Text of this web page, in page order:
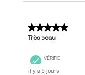
5 sur 5 étoiles.
Très beau
VÉRIFIÉ
il y a 6 jours